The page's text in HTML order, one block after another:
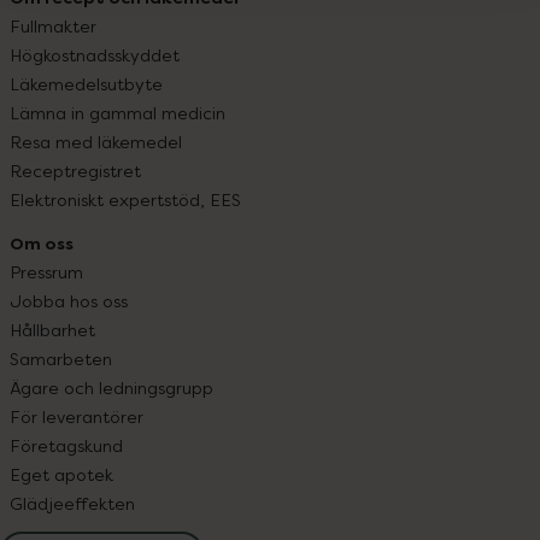
Fullmakter
Högkostnadsskyddet
Läkemedelsutbyte
Lämna in gammal medicin
Resa med läkemedel
Receptregistret
Elektroniskt expertstöd, EES
Om oss
Pressrum
Jobba hos oss
Hållbarhet
Samarbeten
Ägare och ledningsgrupp
För leverantörer
Företagskund
Eget apotek
Glädjeeffekten